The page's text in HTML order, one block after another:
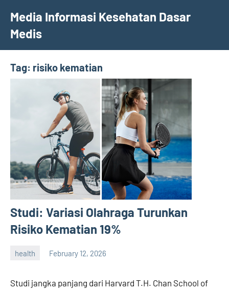
content
Media Informasi Kesehatan Dasar
Medis
Tag: risiko kematian
Studi: Variasi Olahraga Turunkan
Risiko Kematian 19%
health February 12, 2026
Studi jangka panjang dari Harvard T.H. Chan School of